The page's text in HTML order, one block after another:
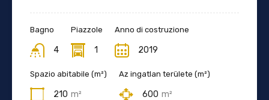
Bagno
4
Piazzole
1
Anno di costruzione
2019
Spazio abitabile (m²)
210 m²
Az ingatlan területe (m²)
600 m²